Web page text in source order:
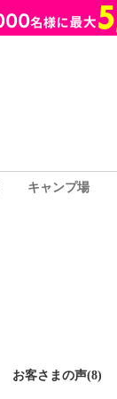
キャンプ場
お客さまの声(8)